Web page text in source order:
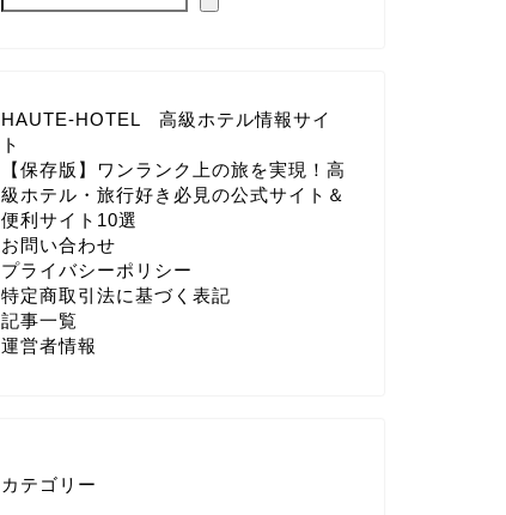
HAUTE-HOTEL 高級ホテル情報サイ
ト
【保存版】ワンランク上の旅を実現！高
級ホテル・旅行好き必見の公式サイト＆
便利サイト10選
お問い合わせ
プライバシーポリシー
特定商取引法に基づく表記
記事一覧
運営者情報
カテゴリー